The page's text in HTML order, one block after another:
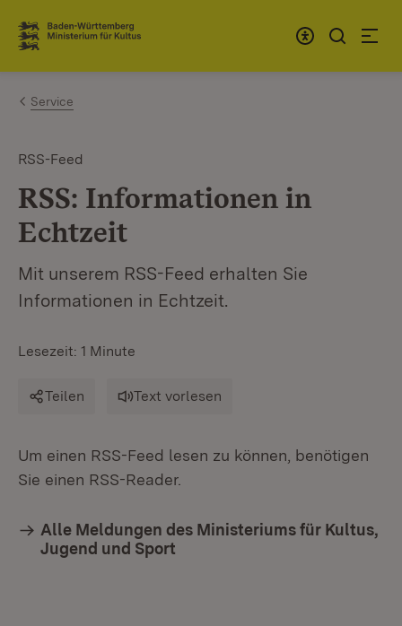
Zum Inhalt springen
Link zur Startseite
Service
RSS-Feed
RSS: Informationen in
Echtzeit
Mit unserem RSS-Feed erhalten Sie
Informationen in Echtzeit.
Lesezeit: 1 Minute
Teilen Text vorlesen
Um einen RSS-Feed lesen zu können, benötigen
Sie einen RSS-Reader.
Alle Meldungen des Ministeriums für Kultus,
Jugend und Sport